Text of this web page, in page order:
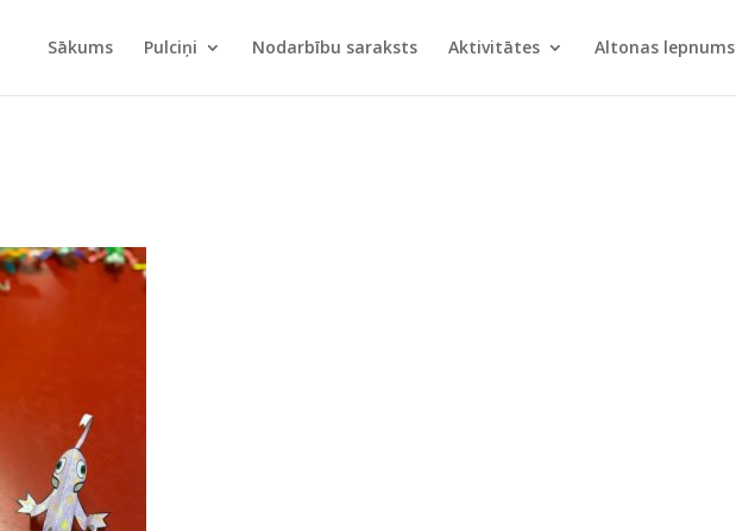
Sākums Pulciņi Nodarbību saraksts Aktivitātes Altonas lepnums